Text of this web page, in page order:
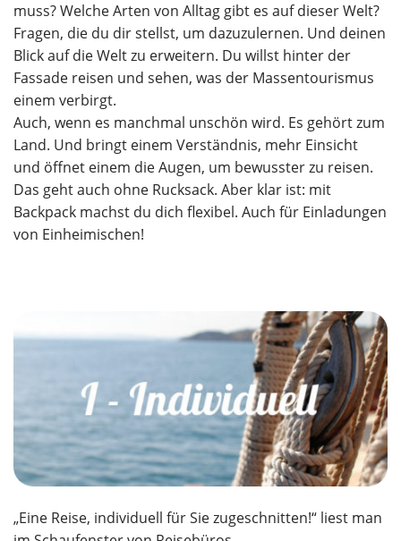
muss? Welche Arten von Alltag gibt es auf dieser Welt?
Fragen, die du dir stellst, um dazuzulernen. Und deinen
Blick auf die Welt zu erweitern. Du willst hinter der
Fassade reisen und sehen, was der Massentourismus
einem verbirgt.
Auch, wenn es manchmal unschön wird. Es gehört zum
Land. Und bringt einem Verständnis, mehr Einsicht
und öffnet einem die Augen, um bewusster zu reisen.
Das geht auch ohne Rucksack. Aber klar ist: mit
Backpack machst du dich flexibel. Auch für Einladungen
von Einheimischen!
„Eine Reise, individuell für Sie zugeschnitten!“ liest man